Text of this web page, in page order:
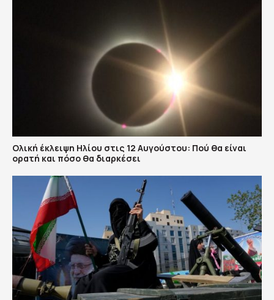
Ολική έκλειψη Ηλίου στις 12 Αυγούστου: Πού θα είναι
ορατή και πόσο θα διαρκέσει